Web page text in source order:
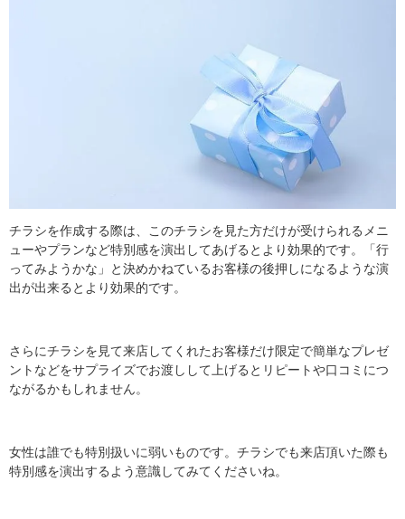
チラシを作成する際は、このチラシを見た方だけが受けられるメニ
ューやプランなど特別感を演出してあげるとより効果的です。「行
ってみようかな」と決めかねているお客様の後押しになるような演
出が出来るとより効果的です。
さらにチラシを見て来店してくれたお客様だけ限定で簡単なプレゼ
ントなどをサプライズでお渡しして上げるとリピートや口コミにつ
ながるかもしれません。
女性は誰でも特別扱いに弱いものです。チラシでも来店頂いた際も
特別感を演出するよう意識してみてくださいね。